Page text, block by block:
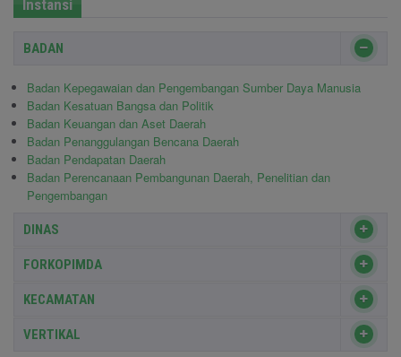
Instansi
BADAN
Badan Kepegawaian dan Pengembangan Sumber Daya Manusia
Badan Kesatuan Bangsa dan Politik
Badan Keuangan dan Aset Daerah
Badan Penanggulangan Bencana Daerah
Badan Pendapatan Daerah
Badan Perencanaan Pembangunan Daerah, Penelitian dan
Pengembangan
DINAS
FORKOPIMDA
KECAMATAN
VERTIKAL